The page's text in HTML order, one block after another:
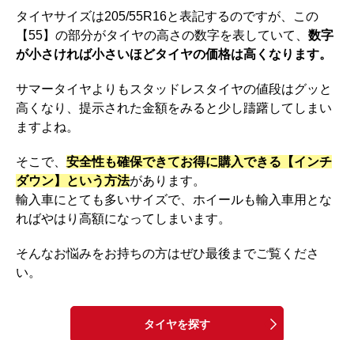
o
o
k
a
タイヤサイズは205/55R16と表記するのですが、この
【55】の部分がタイヤの高さの数字を表していて、 数字
が小さければ小さいほどタイヤの価格は高くなります。
サマータイヤよりもスタッドレスタイヤの値段はグッと
高くなり、提示された金額をみると少し躊躇してしまい
ますよね。
そこで、 安全性も確保できてお得に購入できる【インチ
ダウン】という方法があります。
輸入車にとても多いサイズで、ホイールも輸入車用とな
ればやはり高額になってしまいます。
そんなお悩みをお持ちの方はぜひ最後までご覧くださ
い。
タイヤを探す